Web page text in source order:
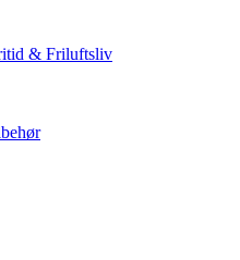
& Friluftsliv